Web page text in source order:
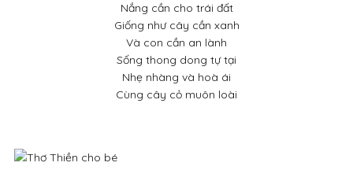
Nắng cần cho trái đất
Giống như cây cần xanh
Và con cần an lành
Sống thong dong tự tại
Nhẹ nhàng và hoà ái
Cùng cây cỏ muôn loài